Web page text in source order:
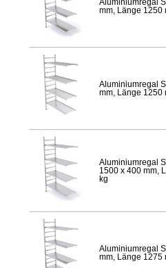
Aluminiumregal
mm, Länge 1250
Aluminiumregal
mm, Länge 1250
Aluminiumregal
1500 x 400 mm,
kg
Aluminiumregal
mm, Länge 1275